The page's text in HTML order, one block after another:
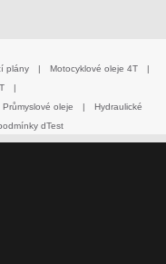
plány Motocyklové oleje 4T
Průmyslové oleje
Hydraulické
dTest